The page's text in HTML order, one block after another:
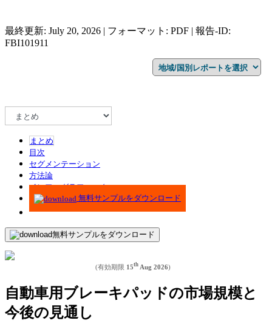
最終更新: July 20, 2026 | フォーマット: PDF | 報告-ID:
FBI101911
まとめ
目次
セグメンテーション
方法論
インフォグラフィック
無料サンプルをダウンロード
無料サンプルをダウンロード
(有効期限 15th Aug 2026)
自動車用ブレーキパッドの市場規模と
今後の見通し